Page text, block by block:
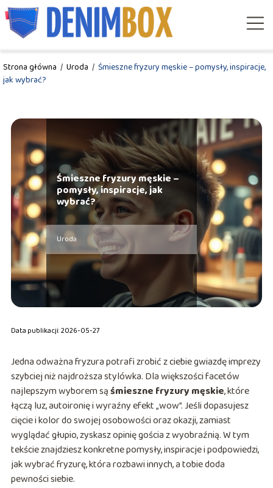
Strona główna / Uroda / Śmieszne fryzury męskie – pomysły, inspiracje,
jak wybrać?
Śmieszne fryzury męskie –
pomysły, inspiracje, jak
wybrać?
Uroda
Data publikacji: 2026-05-27
Jedna odważna fryzura potrafi zrobić z ciebie gwiazdę imprezy
szybciej niż najdroższa stylówka. Dla większości facetów
najlepszym wyborem sąśmieszne fryzury męskie, które
łączą luz, autoironię i wyraźny efekt „wow”. Jeśli dopasujesz
cięcie i kolor do swojej osobowości oraz okazji, zamiast
wyglądać głupio, zyskasz opinię gościa z wyobraźnią. W tym
tekście znajdziesz konkretne pomysły, inspiracje i podpowiedzi,
jak wybrać fryzurę, która rozbawi innych, a tobie doda
pewności siebie.